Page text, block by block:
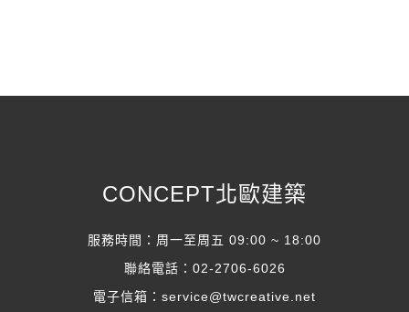
CONCEPT北歐建築
服務時間：周一至周五 09:00 ~ 18:00
聯絡電話： 02-2706-6026
電子信箱： service@twcreative.net